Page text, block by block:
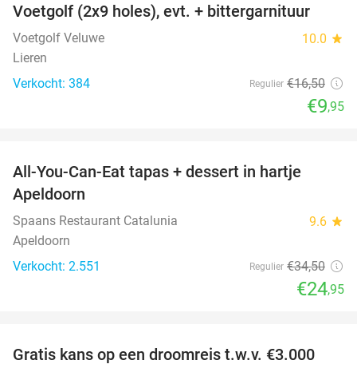
40%
Voetgolf (2x9 holes), evt. + bittergarnituur
Voetgolf Veluwe 10.0 star
Lieren
Verkocht: 384
Regulier €16,50
€9,95
All-You-Can-Eat tapas + dessert in hartje
Apeldoorn
Spaans Restaurant Catalunia 9.6 star
Apeldoorn
Verkocht: 2.551
Regulier €34,50
€24,95
Gratis kans op een droomreis t.w.v. €3.000